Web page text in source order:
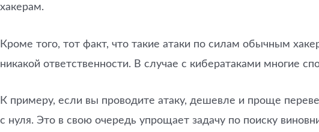
хакерам.
Кроме того, тот факт, что такие атаки по силам обычным
никакой ответственности. В случае с кибератаками многие
К примеру, если вы проводите атаку, дешевле и проще
с нуля. Это в свою очередь упрощает задачу по поиску